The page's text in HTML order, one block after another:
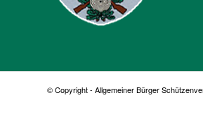
© Copyright - Allgemeiner Bürger